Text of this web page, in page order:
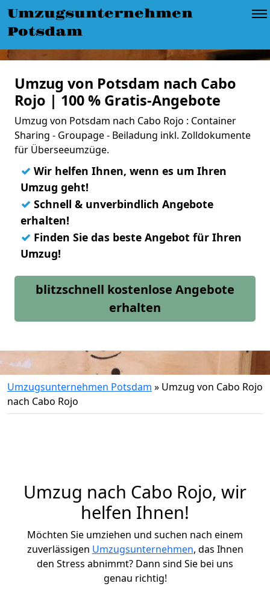
Umzugsunternehmen
Potsdam
Umzug von Potsdam nach Cabo
Rojo | 100 % Gratis-Angebote
Umzug von Potsdam nach Cabo Rojo : Container
Sharing - Groupage - Beiladung inkl. Zolldokumente
für Überseeumzüge.
✓ Wir helfen Ihnen, wenn es um Ihren
Umzug geht!
✓ Schnell & unverbindlich Angebote
erhalten!
✓ Finden Sie das beste Angebot für Ihren
Umzug!
blitzschnell kostenlose Angebote
erhalten
Umzugsunternehmen Potsdam » Umzug von Cabo Rojo
nach Cabo Rojo
Umzug nach Cabo Rojo, wir
helfen Ihnen!
Möchten Sie umziehen und suchen nach einem
zuverlässigen Umzugsunternehmen, das Ihnen
den Stress abnimmt? Dann sind Sie bei uns
genau richtig!